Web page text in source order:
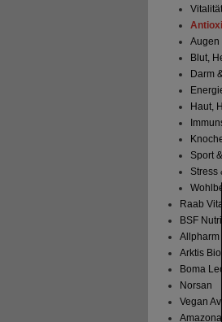
Vitalität
Augen
Blut,
Darm
Haut,
Sport
Stress
Raab
BSF
Allpharm
Arktis
Boma
Norsan
Vegan
Amazonas